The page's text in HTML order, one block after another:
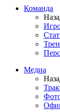
Команда
Медиа